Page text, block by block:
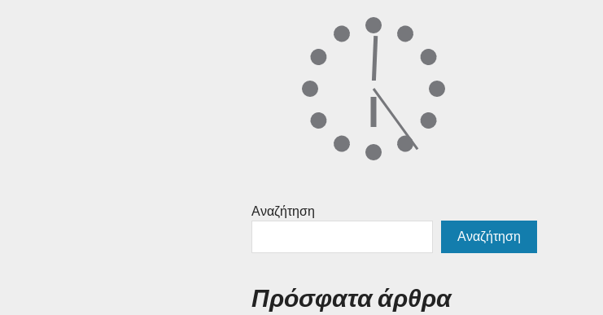
Αναζήτηση
Αναζήτηση
Πρόσφατα άρθρα